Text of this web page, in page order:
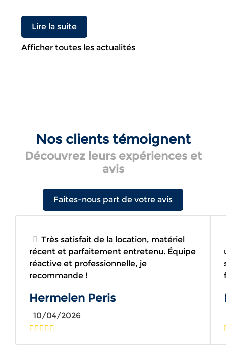
Lire la suite
Afficher toutes les actualités
Nos clients témoignent
Découvrez leurs expériences et
avis
Faites-nous part de votre avis
Très satisfait de la location, matériel
récent et parfaitement entretenu. Équipe
réactive et professionnelle, je
recommande !
Hermelen Peris
10/04/2026